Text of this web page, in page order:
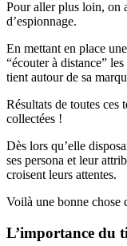
Pour aller plus loin, on
d’espionnage.
En mettant en place
“écouter à distance”
tient autour de sa
Résultats de toutes ces
collectées !
Dès lors qu’elle
ses persona et leur
croisent leurs attentes.
Voilà une bonne chose
L’importance du